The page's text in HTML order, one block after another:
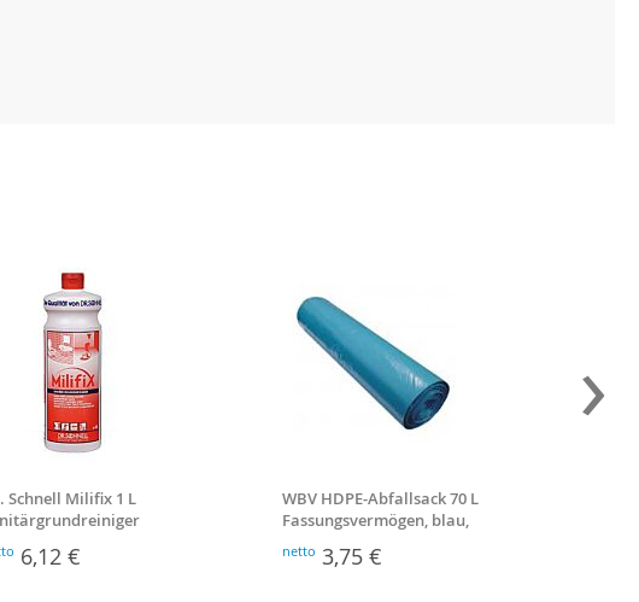
Schnell Milifix 1 L
6,12 €
WBV HDPE-Abfallsack 70 L
Fassungsvermögen, blau,
Abmessung: 575 x 1000 mm, Typ
20
netto 3,75 €
›